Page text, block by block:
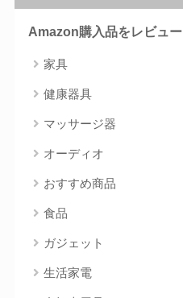
Amazon購入品をレビュー
家具
健康器具
マッサージ器
オーディオ
おすすめ商品
食品
ガジェット
生活家電